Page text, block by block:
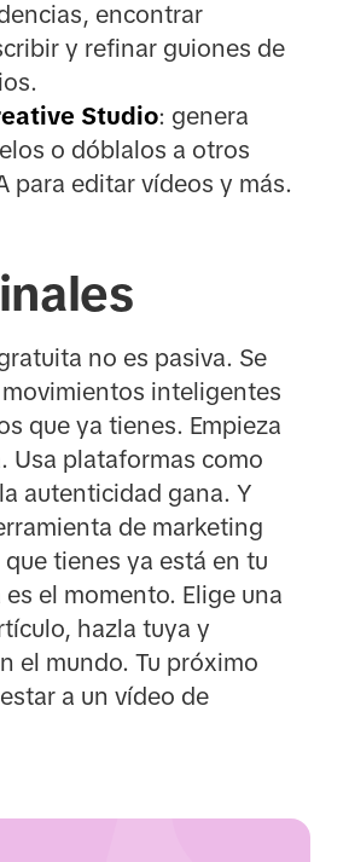
encontrar
y refinar guiones de
Studio: genera
o dóblalos a otros
para editar vídeos y más.
no es pasiva. Se
inteligentes
que ya tienes. Empieza
Usa plataformas como
autenticidad gana. Y
de marketing
tienes ya está en tu
el momento. Elige una
hazla tuya y
el mundo. Tu próximo
a un vídeo de